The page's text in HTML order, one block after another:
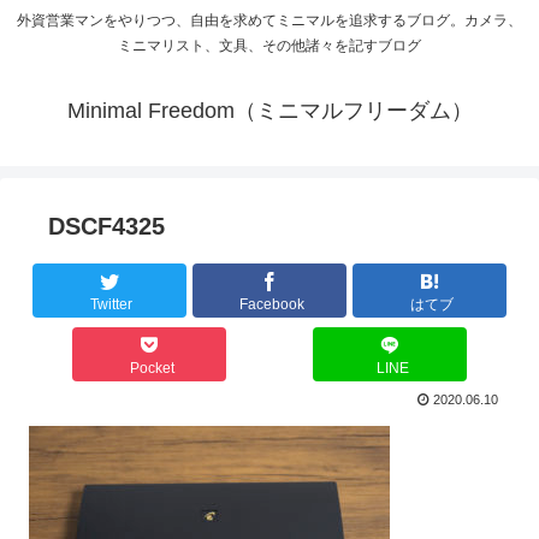
外資営業マンをやりつつ、自由を求めてミニマルを追求するブログ。カメラ、
ミニマリスト、文具、その他諸々を記すブログ
Minimal Freedom（ミニマルフリーダム）
DSCF4325
Twitter Facebook はてブ
Pocket LINE
2020.06.10